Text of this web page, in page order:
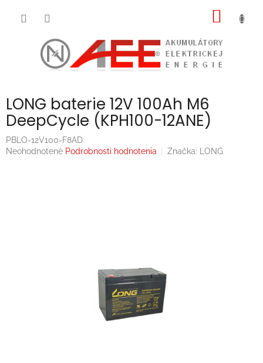
LONG baterie 12V 100Ah M6
DeepCycle (KPH100-12ANE)
PBLO-12V100-F8AD
Priemerné
Neohodnotené Podrobnosti hodnotenia Značka: LONG